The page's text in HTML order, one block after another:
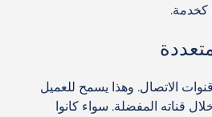
كخدمة.
الاتصال. وهذا يسمح للعميل
قناته المفضلة. سواء كانوا